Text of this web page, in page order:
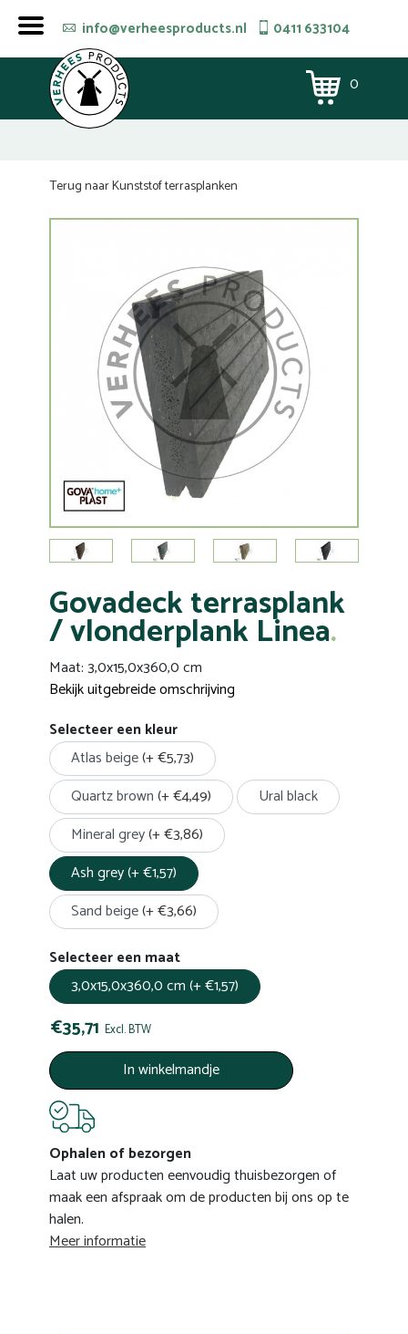
info@verheesproducts.nl 0411 633104
0
Terug naar Kunststof terrasplanken
Govadeck terrasplank
/ vlonderplank Linea
Maat: 3,0x15,0x360,0 cm
Bekijk uitgebreide omschrijving
Selecteer een kleur
Atlas beige(+ €5,73)
Quartz brown(+ €4,49)
Ural black
Mineral grey(+ €3,86)
Ash grey(+ €1,57)
Sand beige(+ €3,66)
Selecteer een maat
3,0x15,0x360,0 cm(+ €1,57)
€35,71 Excl. BTW
In winkelmandje
Ophalen of bezorgen
Laat uw producten eenvoudig thuisbezorgen of
maak een afspraak om de producten bij ons op te
halen.
Meer informatie